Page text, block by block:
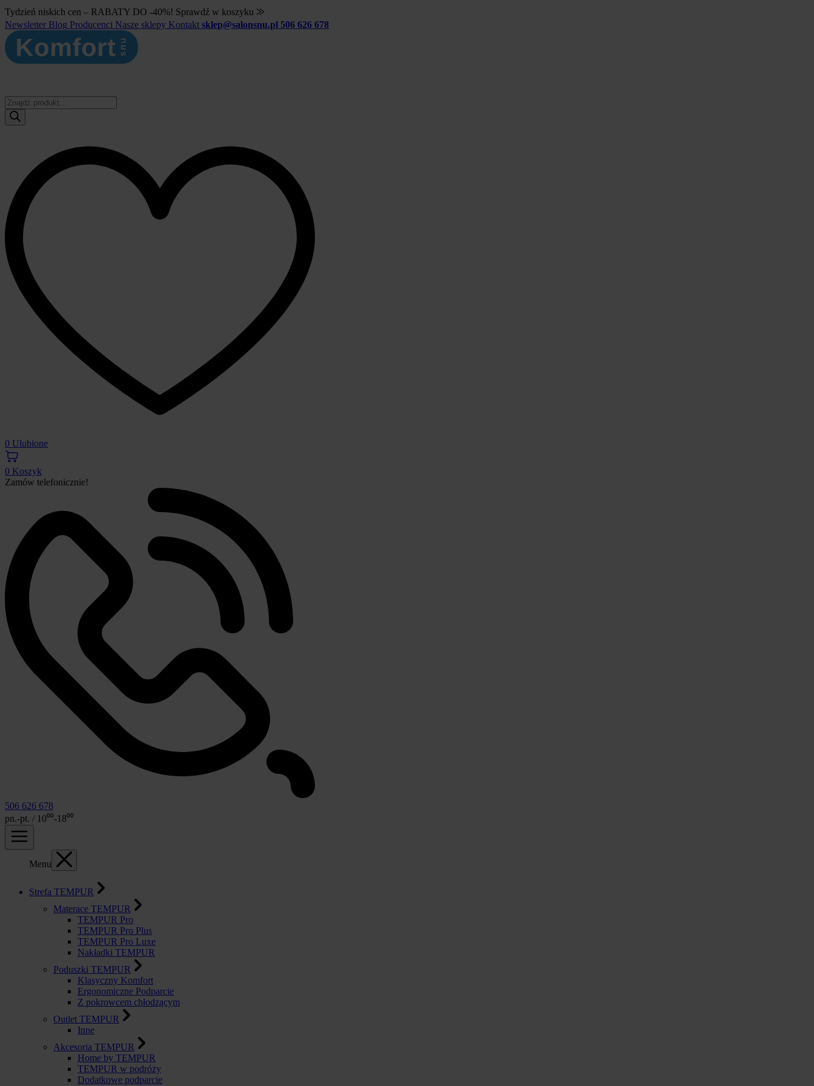
Tydzień niskich cen – RABATY DO -40%! Sprawdź w koszyku ⨠
Newsletter Blog Producenci Nasze sklepy Kontakt sklep@salonsnu.pl 506 626 678
Wyszukiwarka
produktów
0 Ulubione
0 Koszyk
Zamów telefonicznie!
506 626 678
pn.-pt. / 10⁰⁰-18⁰⁰
Menu
Strefa TEMPUR
Materace TEMPUR
TEMPUR Pro
TEMPUR Pro Plus
TEMPUR Pro Luxe
Nakładki TEMPUR
Poduszki TEMPUR
Klasyczny Komfort
Ergonomiczne Podparcie
Z pokrowcem chłodzącym
Outlet TEMPUR
Inne
Akcesoria TEMPUR
Home by TEMPUR
TEMPUR w podróży
Dodatkowe podparcie